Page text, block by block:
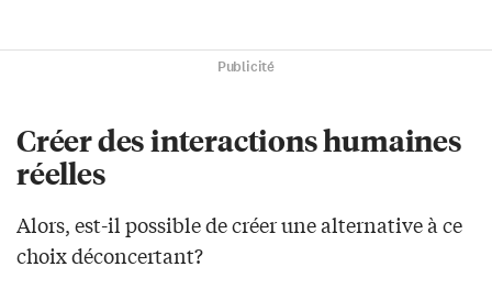
Publicité
Créer des interactions humaines
réelles
Alors, est-il possible de créer une alternative à ce
choix déconcertant?